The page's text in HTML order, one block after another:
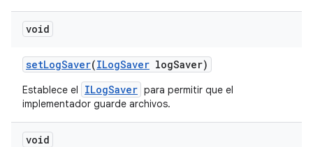
void
setLogSaver(ILogSaver logSaver)
Establece el ILogSaver para permitir que el
implementador guarde archivos.
void